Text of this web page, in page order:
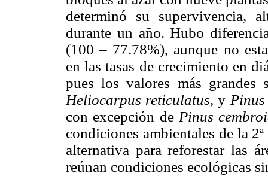
determinó su supervivencia,
durante un año. Hubo
(100 – 77.78%), aunque no
en las tasas de crecimiento en
pues los valores más grandes
Heliocarpus reticulatus, y
con excepción de Pinus
condiciones ambientales de la
alternativa para reforestar las
reúnan condiciones ecológicas